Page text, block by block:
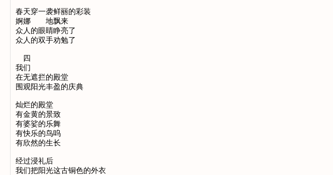
春天穿一袭鲜丽的彩装
婀娜 地飘来
众人的眼睛睁亮了
众人的双手劝勉了
四
我们
在无遮拦的殿堂
围观阳光丰盈的庆典
灿烂的殿堂
有金黄的景致
有婆娑的乐舞
有快乐的鸟呜
有欣然的生长
经过浸礼后
我们把阳光这古铜色的外衣